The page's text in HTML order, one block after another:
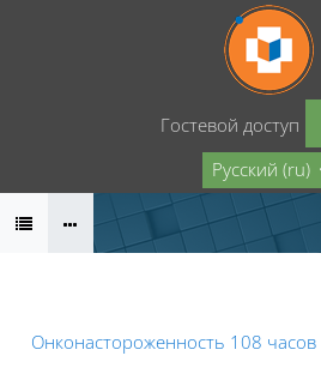
Перейти к основному содержанию
Гостевой доступ
Русский ‎(ru)‎
Онконастороженность 108 часов